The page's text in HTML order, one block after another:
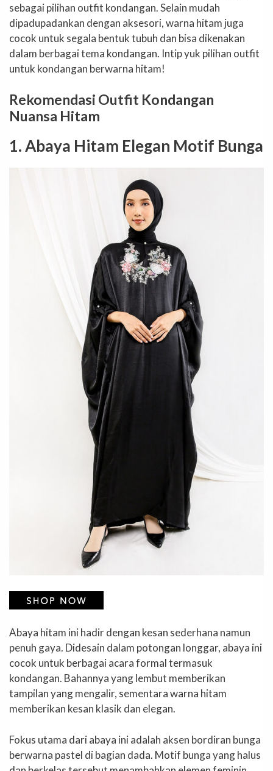
sebagai pilihan outfit kondangan. Selain mudah
dipadupadankan dengan aksesori, warna hitam juga
cocok untuk segala bentuk tubuh dan bisa dikenakan
dalam berbagai tema kondangan. Intip yuk pilihan outfit
untuk kondangan berwarna hitam!
Rekomendasi Outfit Kondangan
Nuansa Hitam
1. Abaya Hitam Elegan Motif Bunga
Abaya hitam ini hadir dengan kesan sederhana namun
penuh gaya. Didesain dalam potongan longgar, abaya ini
cocok untuk berbagai acara formal termasuk
kondangan. Bahannya yang lembut memberikan
tampilan yang mengalir, sementara warna hitam
memberikan kesan klasik dan elegan.
Fokus utama dari abaya ini adalah aksen bordiran bunga
berwarna pastel di bagian dada. Motif bunga yang halus